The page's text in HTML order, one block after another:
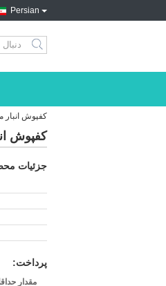
Persian
search
کفپوش
کفپوش
جزئیات
پرداخت:
مقدار